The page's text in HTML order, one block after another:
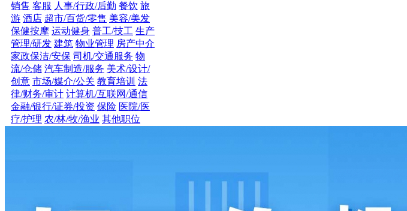
销售 客服 人事/行政/后勤 餐饮 旅
游 酒店 超市/百货/零售 美容/美发
保健按摩 运动健身 普工/技工 生产
管理/研发 建筑 物业管理 房产中介
家政保洁/安保 司机/交通服务 物
流/仓储 汽车制造/服务 美术/设计/
创意 市场/媒介/公关 教育培训 法
律/财务/审计 计算机/互联网/通信
金融/银行/证券/投资 保险 医院/医
疗/护理 农/林/牧/渔业 其他职位